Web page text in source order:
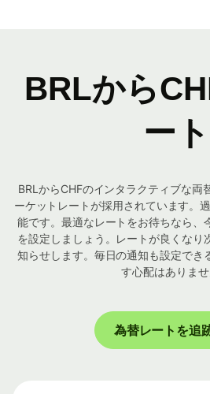
BRLから
ート
BRLからCHFのインタラクティブな両
ーケットレートが採用されています。
能です。最適なレートをお待ちなら、
を設定しましょう。レートが良くなり
知らせします。毎日の通知も設定でき
す心配はありませ
為替レートを追